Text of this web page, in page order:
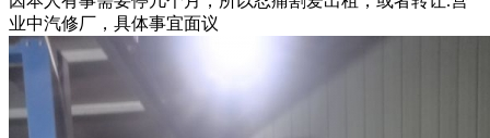
业中汽修厂，具体事宜面议